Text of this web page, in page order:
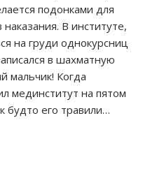
подонками для
В институте,
на груди однокурсниц
в шахматную
мальчик! Когда
мединститут на пятом
будто его травили…